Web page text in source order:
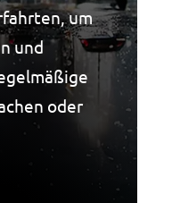
um
und
oder